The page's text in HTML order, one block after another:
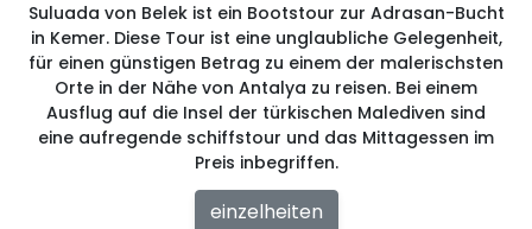
Suluada von Belek ist ein Bootstour zur Adrasan-Bucht
in Kemer. Diese Tour ist eine unglaubliche Gelegenheit,
für einen günstigen Betrag zu einem der malerischsten
Orte in der Nähe von Antalya zu reisen. Bei einem
Ausflug auf die Insel der türkischen Malediven sind
eine aufregende schiffstour und das Mittagessen im
Preis inbegriffen.
einzelheiten